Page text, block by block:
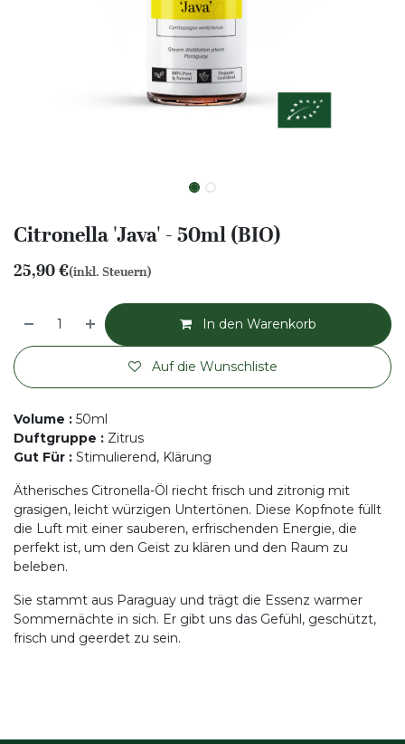
Citronella 'Java' - 50ml (BIO)
25,90€(inkl. Steuern)
In den Warenkorb
Auf die Wunschliste
Volume : 50ml
Duftgruppe : Zitrus
Gut Für : Stimulierend, Klärung
Ätherisches Citronella-Öl riecht frisch und zitronig mit
grasigen, leicht würzigen Untertönen. Diese Kopfnote füllt
die Luft mit einer sauberen, erfrischenden Energie, die
perfekt ist, um den Geist zu klären und den Raum zu
beleben.
Sie stammt aus Paraguay und trägt die Essenz warmer
Sommernächte in sich. Er gibt uns das Gefühl, geschützt,
frisch und geerdet zu sein.